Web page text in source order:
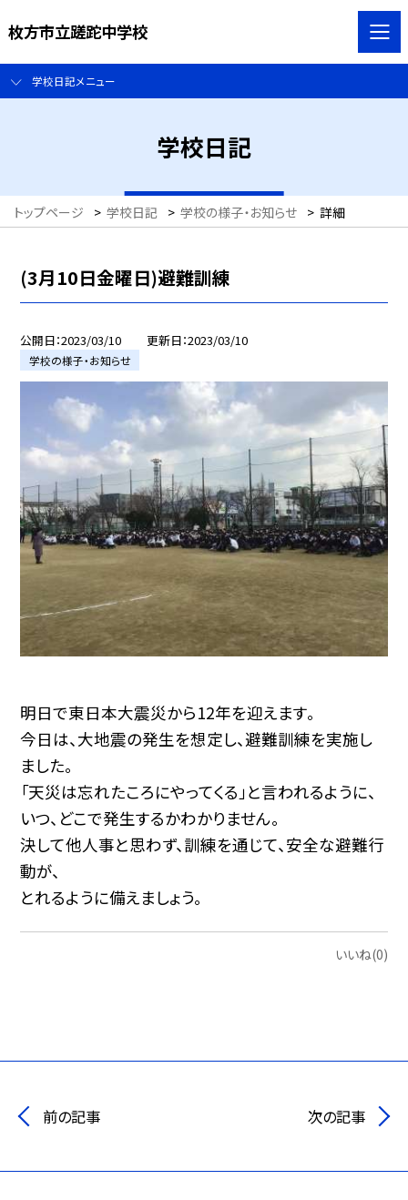
枚方市立蹉跎中学校
学校日記メニュー
学校日記
トップページ > 学校日記 > 学校の様子・お知らせ > 詳細
(3月10日金曜日)避難訓練
公開日 2023/03/10 更新日 2023/03/10
学校の様子・お知らせ
明日で東日本大震災から12年を迎えます。
今日は、大地震の発生を想定し、避難訓練を実施し
ました。
「天災は忘れたころにやってくる」と言われるように、
いつ、どこで発生するかわかりません。
決して他人事と思わず、訓練を通じて、安全な避難行
動が、
とれるように備えましょう。
いいね(0)
前の記事 次の記事